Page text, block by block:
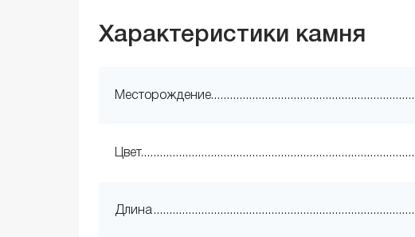
Характеристики камня
Месторождение
Цвет
Длина